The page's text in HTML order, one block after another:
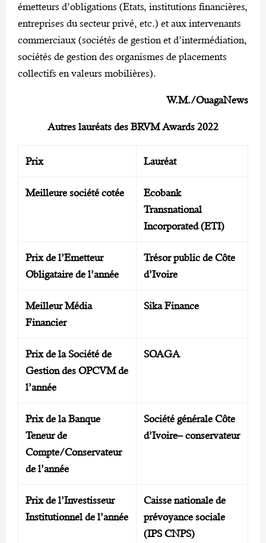
émetteurs d’obligations (Etats, institutions financières,
entreprises du secteur privé, etc.) et aux intervenants
commerciaux (sociétés de gestion et d’intermédiation,
sociétés de gestion des organismes de placements
collectifs en valeurs mobilières).
W.M./OuagaNews
Autres lauréats des BRVM Awards 2022
Prix Lauréat
Meilleure société cotée
Ecobank
Transnational
Incorporated (ETI)
Prix de l’Emetteur
Obligataire de l’année
Trésor public de Côte
d’Ivoire
Meilleur Média
Financier
Sika Finance
Prix de la Société de
Gestion des OPCVM de
l’année
SOAGA
Prix de la Banque
Teneur de
Compte/Conservateur
de l’année
Société générale Côte
d’Ivoire– conservateur
Prix de l’Investisseur
Institutionnel de l’année
Caisse nationale de
prévoyance sociale
(IPS CNPS)